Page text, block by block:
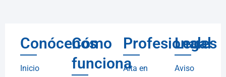
Conócenos
Inicio
Cómo
funciona
Profesionales
Alta en
Legal
Aviso